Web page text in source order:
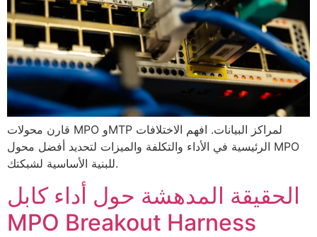
قارن محولات MPO وMTP لمراكز البيانات. افهم الاختلافات
الرئيسية في الأداء والتكلفة والميزات لتحديد أفضل محول MPO
للبنية الأساسية لشبكتك.
الحقيقة المدهشة حول أداء كابل
MPO Breakout Harness